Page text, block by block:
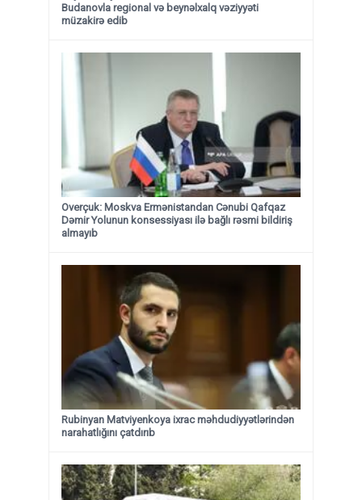
Budanovla regional və beynəlxalq vəziyyəti
müzakirə edib
Overçuk: Moskva Ermənistandan Cənubi Qafqaz
Dəmir Yolunun konsessiyası ilə bağlı rəsmi bildiriş
almayıb
Rubinyan Matviyenkoya ixrac məhdudiyyətlərindən
narahatlığını çatdırıb